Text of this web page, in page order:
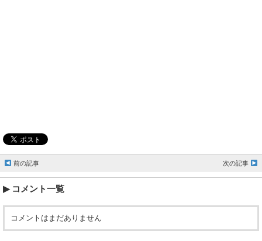
前の記事 次の記事
コメント一覧
コメントはまだありません